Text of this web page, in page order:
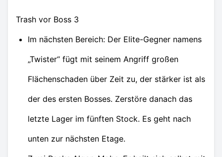
Trash vor Boss 3
Im nächsten Bereich: Der Elite-Gegner namens
„Twister“ fügt mit seinem Angriff großen
Flächenschaden über Zeit zu, der stärker ist als
der des ersten Bosses. Zerstöre danach das
letzte Lager im fünften Stock. Es geht nach
unten zur nächsten Etage.